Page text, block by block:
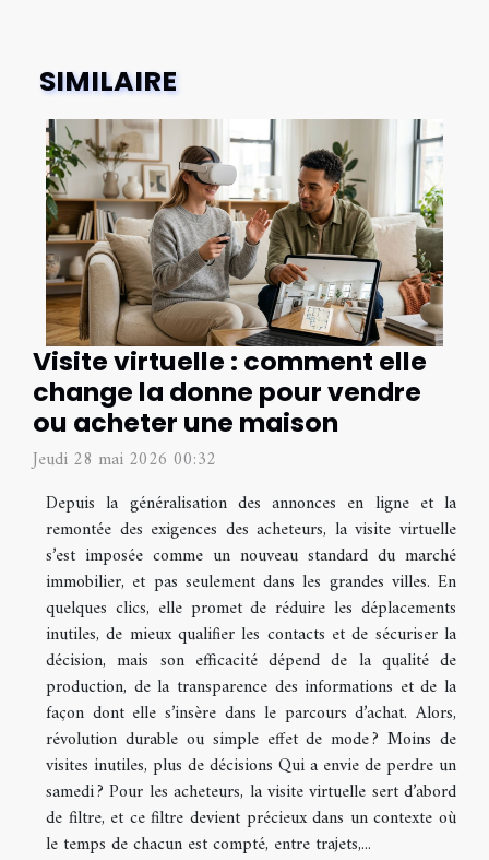
SIMILAIRE
Visite virtuelle : comment elle
change la donne pour vendre
ou acheter une maison
Jeudi 28 mai 2026 00:32
Depuis la généralisation des annonces en ligne et la
remontée des exigences des acheteurs, la visite virtuelle
s’est imposée comme un nouveau standard du marché
immobilier, et pas seulement dans les grandes villes. En
quelques clics, elle promet de réduire les déplacements
inutiles, de mieux qualifier les contacts et de sécuriser la
décision, mais son efficacité dépend de la qualité de
production, de la transparence des informations et de la
façon dont elle s’insère dans le parcours d’achat. Alors,
révolution durable ou simple effet de mode ? Moins de
visites inutiles, plus de décisions Qui a envie de perdre un
samedi ? Pour les acheteurs, la visite virtuelle sert d’abord
de filtre, et ce filtre devient précieux dans un contexte où
le temps de chacun est compté, entre trajets,...